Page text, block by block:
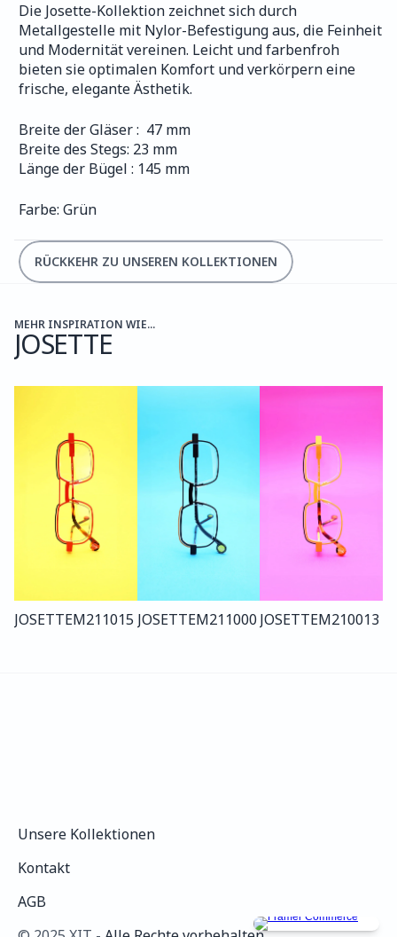
Die Josette-Kollektion zeichnet sich durch
Metallgestelle mit Nylor-Befestigung aus, die Feinheit
und Modernität vereinen. Leicht und farbenfroh
bieten sie optimalen Komfort und verkörpern eine
frische, elegante Ästhetik.
Breite der Gläser :  47 mm
Breite des Stegs: 23 mm
Länge der Bügel : 145 mm
Farbe: Grün
RÜCKKEHR ZU UNSEREN KOLLEKTIONEN
MEHR INSPIRATION WIE...
JOSETTE
JOSETTEM211015 JOSETTEM211000 JOSETTEM210013
Unsere Kollektionen
Kontakt
AGB